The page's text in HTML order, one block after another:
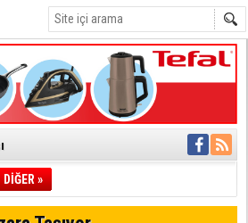
DİĞER »